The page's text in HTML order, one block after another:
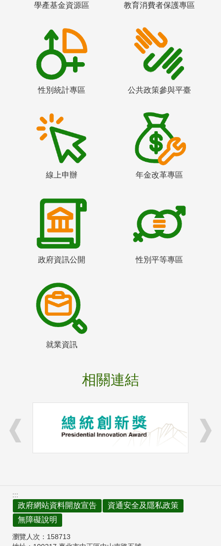
學產基金資源區 教育消費者保護專區
性別統計專區 公共政策參與平臺
線上申辦 年金改革專區
政府資訊公開 性別平等專區
就業資訊
相關連結
:::
政府網站資料開放宣告
資通安全及隱私政策
無障礙說明
瀏覽人次： 158713